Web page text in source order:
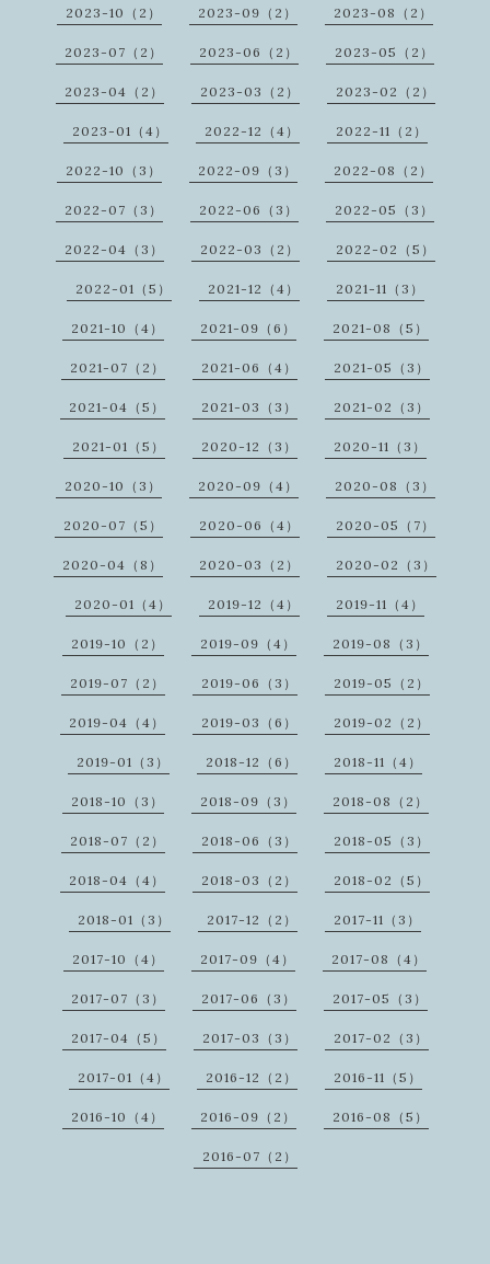
2023-10（2） 2023-09（2） 2023-08（2）
2023-07（2） 2023-06（2） 2023-05（2）
2023-04（2） 2023-03（2） 2023-02（2）
2023-01（4） 2022-12（4） 2022-11（2）
2022-10（3） 2022-09（3） 2022-08（2）
2022-07（3） 2022-06（3） 2022-05（3）
2022-04（3） 2022-03（2） 2022-02（5）
2022-01（5） 2021-12（4） 2021-11（3）
2021-10（4） 2021-09（6） 2021-08（5）
2021-07（2） 2021-06（4） 2021-05（3）
2021-04（5） 2021-03（3） 2021-02（3）
2021-01（5） 2020-12（3） 2020-11（3）
2020-10（3） 2020-09（4） 2020-08（3）
2020-07（5） 2020-06（4） 2020-05（7）
2020-04（8） 2020-03（2） 2020-02（3）
2020-01（4） 2019-12（4） 2019-11（4）
2019-10（2） 2019-09（4） 2019-08（3）
2019-07（2） 2019-06（3） 2019-05（2）
2019-04（4） 2019-03（6） 2019-02（2）
2019-01（3） 2018-12（6） 2018-11（4）
2018-10（3） 2018-09（3） 2018-08（2）
2018-07（2） 2018-06（3） 2018-05（3）
2018-04（4） 2018-03（2） 2018-02（5）
2018-01（3） 2017-12（2） 2017-11（3）
2017-10（4） 2017-09（4） 2017-08（4）
2017-07（3） 2017-06（3） 2017-05（3）
2017-04（5） 2017-03（3） 2017-02（3）
2017-01（4） 2016-12（2） 2016-11（5）
2016-10（4） 2016-09（2） 2016-08（5）
2016-07（2）